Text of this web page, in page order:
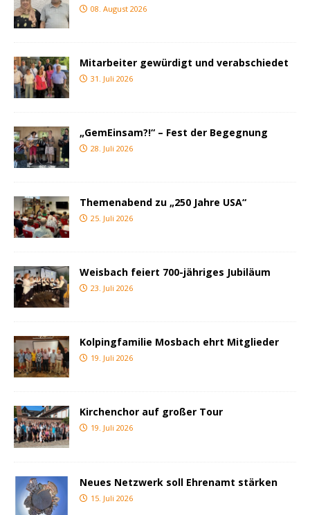
08. August 2026
Mitarbeiter gewürdigt und verabschiedet
31. Juli 2026
„GemEinsam?!“ – Fest der Begegnung
28. Juli 2026
Themenabend zu „250 Jahre USA“
25. Juli 2026
Weisbach feiert 700-jähriges Jubiläum
23. Juli 2026
Kolpingfamilie Mosbach ehrt Mitglieder
19. Juli 2026
Kirchenchor auf großer Tour
19. Juli 2026
Neues Netzwerk soll Ehrenamt stärken
15. Juli 2026